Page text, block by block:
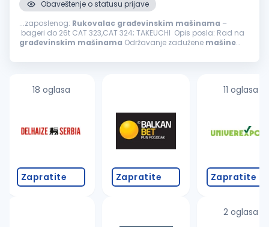
Obaveštenje o statusu prijave
...zaposlenog: Rukovalac građevinskim mašinama –
bageri do 26t CAT 323,CAT 324; TAKEUCHI Opis posla: Rad na
građevinskim mašinama Održavanje zadužene mašine
iskustvo neophodno...
18 oglasa
Zapratite Zapratite
11 oglasa
Zapratite
2 oglasa